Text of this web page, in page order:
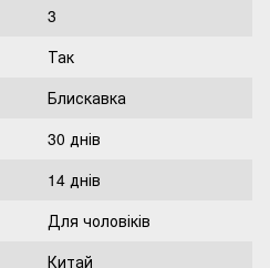
3
Так
Блискавка
30 днів
14 днів
Для чоловіків
Китай